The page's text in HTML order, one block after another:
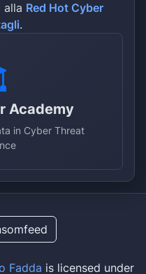
alla Red Hot Cyber
.
Academy
in Cyber Threat
Fadda is licensed under